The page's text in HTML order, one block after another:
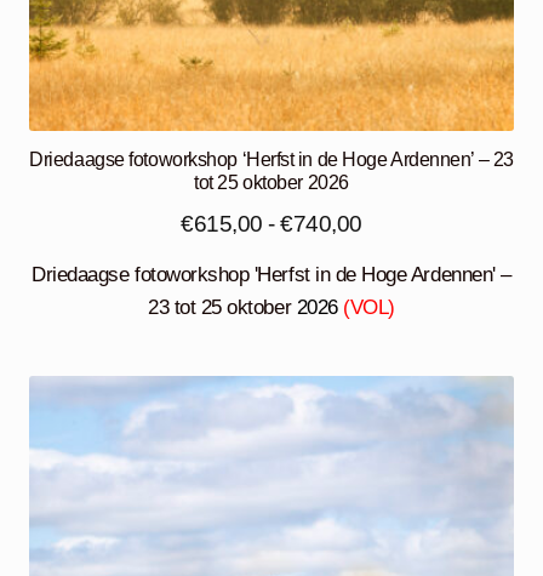
Driedaagse fotoworkshop ‘Herfst in de Hoge Ardennen’ – 23
tot 25 oktober 2026
€615,00 - €740,00
tot
Driedaagse fotoworkshop 'Herfst in de Hoge Ardennen' –
23 tot 25 oktober 2026 (VOL)